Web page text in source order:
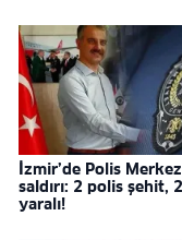
İzmir’de Polis
saldırı: 2 polis şehit,
yaralı!